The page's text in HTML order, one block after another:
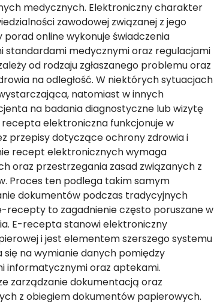
medycznych. Elektroniczny charakter
zawodowej związanej z jego
online wykonuje świadczenia
standardami medycznymi oraz regulacjami
od rodzaju zgłaszanego problemu oraz
na odległość. W niektórych sytuacjach
natomiast w innych
na badania diagnostyczne lub wizytę
elektroniczna funkcjonuje w
przepisy dotyczące ochrony zdrowia i
recept elektronicznych wymaga
oraz przestrzegania zasad związanych z
Proces ten podlega takim samym
dokumentów podczas tradycyjnych
recepty to zagadnienie często poruszane w
E-recepta stanowi elektroniczny
i jest elementem szerszego systemu
na wymianie danych pomiędzy
informatycznymi oraz aptekami.
zarządzanie dokumentacją oraz
z obiegiem dokumentów papierowych.